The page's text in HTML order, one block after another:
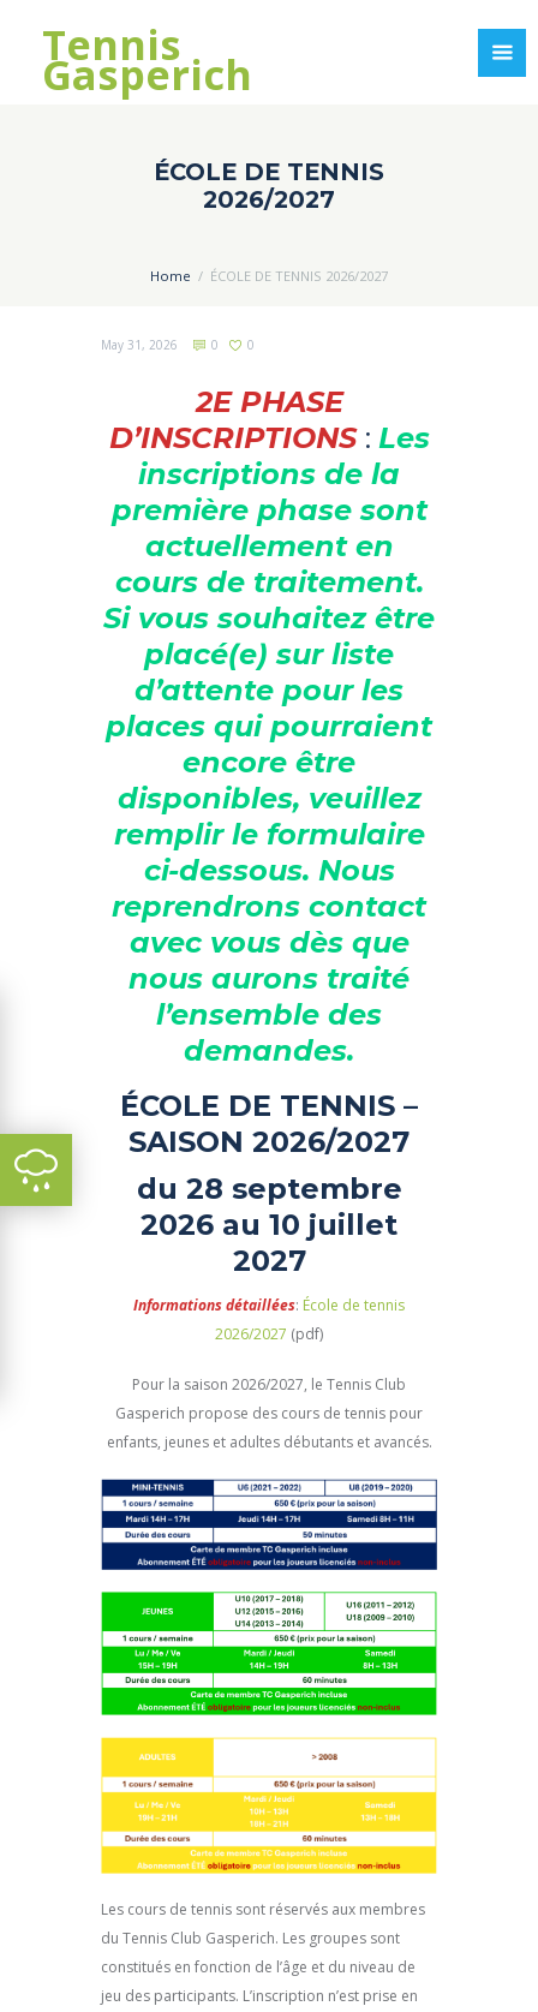
Tennis
Gasperich
ÉCOLE DE TENNIS
2026/2027
Home ÉCOLE DE TENNIS 2026/2027
May 31, 2026 0 0
2E PHASE
D’INSCRIPTIONS : Les
inscriptions de la
première phase sont
actuellement en
cours de traitement.
Si vous souhaitez être
placé(e) sur liste
d’attente pour les
places qui pourraient
encore être
disponibles, veuillez
remplir le formulaire
ci-dessous. Nous
reprendrons contact
avec vous dès que
nous aurons traité
l’ensemble des
demandes.
ÉCOLE DE TENNIS –
SAISON 2026/2027
du 28 septembre
2026 au 10 juillet
2027
Informations détaillées: École de tennis
2026/2027 (pdf)
Pour la saison 2026/2027, le Tennis Club
Gasperich propose des cours de tennis pour
enfants, jeunes et adultes débutants et avancés.
Les cours de tennis sont réservés aux membres
du Tennis Club Gasperich. Les groupes sont
constitués en fonction de l’âge et du niveau de
jeu des participants. L’inscription n’est prise en